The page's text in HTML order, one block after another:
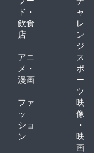
ド・
飲食
店
ャ
レ
ン
ジ
アニ
メ・
漫画
ス
ポ
ー
ツ
ファ
ッ
ショ
ン
映
像
・
映
画